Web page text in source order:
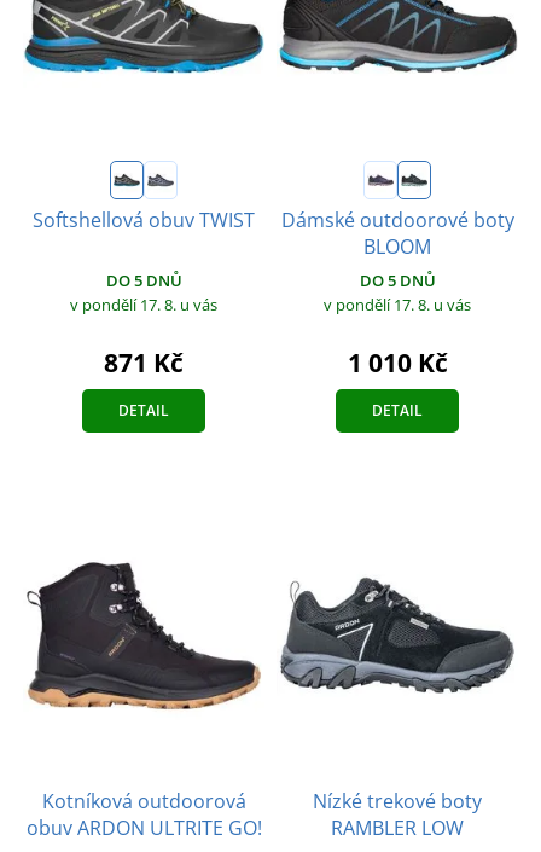
Softshellová obuv TWIST
DO 5 DNŮ
v pondělí 17. 8. u vás
871 Kč
DETAIL
Dámské outdoorové boty
BLOOM
DO 5 DNŮ
v pondělí 17. 8. u vás
1 010 Kč
DETAIL
Kotníková outdoorová
obuv ARDON ULTRITE GO!
Nízké trekové boty
RAMBLER LOW